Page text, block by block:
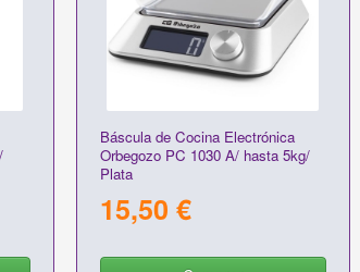
Báscula de Cocina Electrónica
Orbegozo PC 1030 A/ hasta 5kg/
Plata
15,50 €